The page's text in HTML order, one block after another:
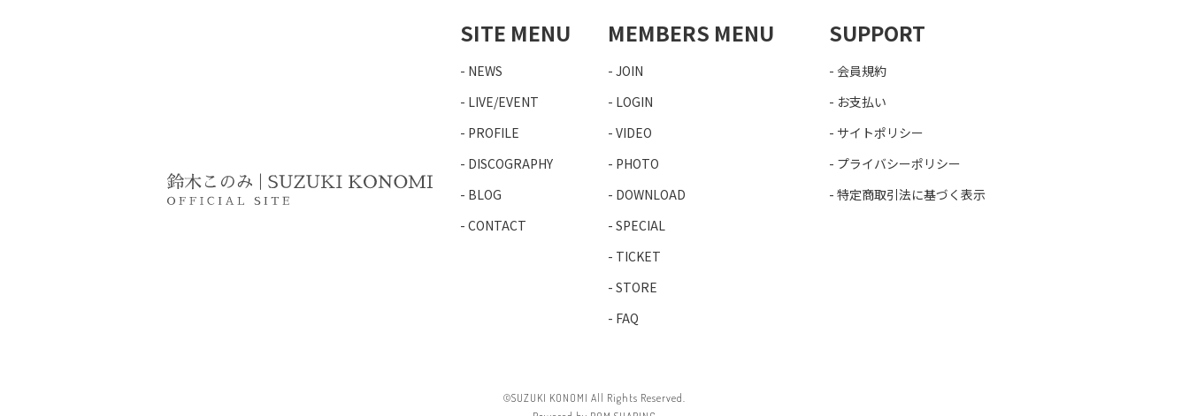
SITE MENU
NEWS
LIVE/EVENT
PROFILE
DISCOGRAPHY
BLOG
CONTACT
MEMBERS MENU
JOIN
LOGIN
VIDEO
PHOTO
DOWNLOAD
SPECIAL
TICKET
STORE
FAQ
SUPPORT
会員規約
お支払い
サイトポリシー
プライバシーポリシー
特定商取引法に基づく表示
©SUZUKI KONOMI All Rights Reserved.